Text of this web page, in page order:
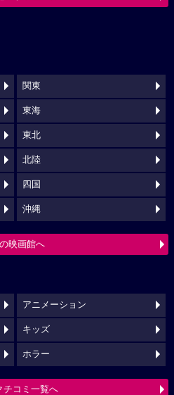
関東
東海
東北
北陸
四国
沖縄
映画館へ
アニメーション
キッズ
ホラー
チコミ一覧へ